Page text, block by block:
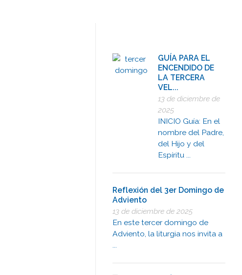
GUÍA PARA EL
ENCENDIDO DE
LA TERCERA
VEL...
13 de diciembre de
2025
INICIO Guía: En el
nombre del Padre,
del Hijo y del
Espíritu ...
Reflexión del 3er Domingo de
Adviento
13 de diciembre de 2025
En este tercer domingo de
Adviento, la liturgia nos invita a
...